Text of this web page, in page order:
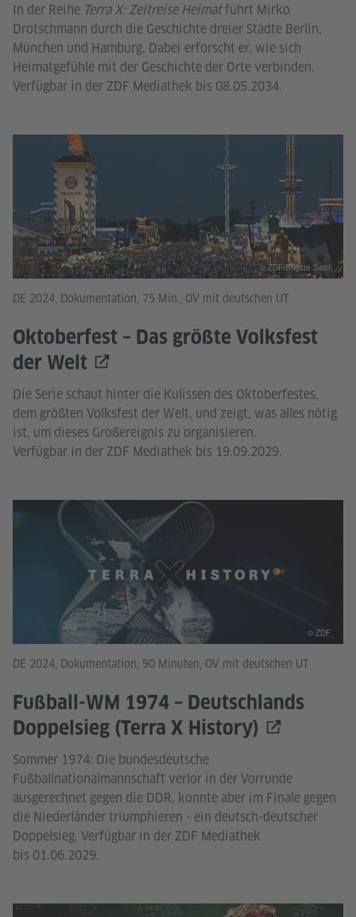
In der Reihe Terra X: Zeitreise Heimatführt Mirko
Drotschmann durch die Geschichte dreier Städte Berlin,
München und Hamburg. Dabei erforscht er, wie sich
Heimatgefühle mit der Geschichte der Orte verbinden.
Verfügbar in der ZDF Mediathek bis 08.05.2034.
DE 2024, Dokumentation, 75 Min., OV mit deutschen UT
Oktoberfest – Das größte Volksfest
der Welt
Die Serie schaut hinter die Kulissen des Oktoberfestes,
dem größten Volksfest der Welt, und zeigt, was alles nötig
ist, um dieses Großereignis zu organisieren.
Verfügbar in der ZDF Mediathek bis 19.09.2029.
© ZDF/Brigitte Saar
DE 2024, Dokumentation, 90 Minuten, OV mit deutschen UT
Fußball-WM 1974 – Deutschlands
Doppelsieg (Terra X History)
Sommer 1974: Die bundesdeutsche
Fußballnationalmannschaft verlor in der Vorrunde
ausgerechnet gegen die DDR, konnte aber im Finale gegen
die Niederländer triumphieren - ein deutsch-deutscher
Doppelsieg. Verfügbar in der ZDF Mediathek
bis 01.06.2029.
© ZDF